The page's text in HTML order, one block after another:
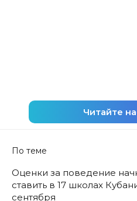
Читайте
По теме
Оценки за поведение
ставить в 17 школах
сентября